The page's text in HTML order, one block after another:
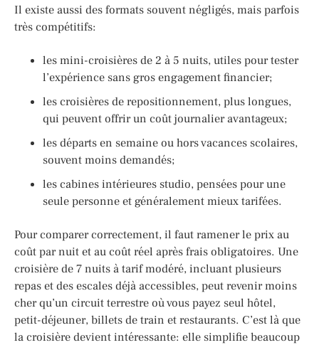
Il existe aussi des formats souvent négligés, mais parfois
très compétitifs:
les mini-croisières de 2 à 5 nuits, utiles pour tester
l’expérience sans gros engagement financier;
les croisières de repositionnement, plus longues,
qui peuvent offrir un coût journalier avantageux;
les départs en semaine ou hors vacances scolaires,
souvent moins demandés;
les cabines intérieures studio, pensées pour une
seule personne et généralement mieux tarifées.
Pour comparer correctement, il faut ramener le prix au
coût par nuit et au coût réel après frais obligatoires. Une
croisière de 7 nuits à tarif modéré, incluant plusieurs
repas et des escales déjà accessibles, peut revenir moins
cher qu’un circuit terrestre où vous payez seul hôtel,
petit-déjeuner, billets de train et restaurants. C’est là que
la croisière devient intéressante: elle simplifie beaucoup